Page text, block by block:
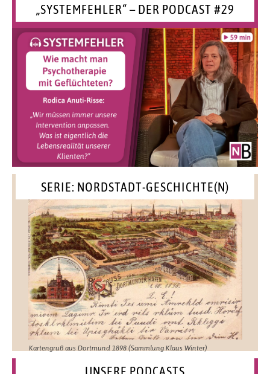
„SYSTEMFEHLER“ – DER PODCAST #29
SERIE: NORDSTADT-GESCHICHTE(N)
Kartengruß aus Dortmund 1898 (Sammlung Klaus Winter)